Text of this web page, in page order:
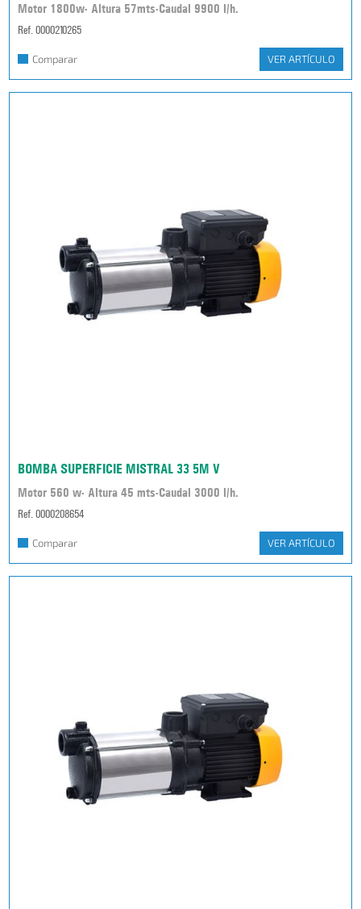
Motor 1800w- Altura 57mts-Caudal 9900 l/h.
Ref. 0000210265
Comparar VER ARTÍCULO
BOMBA SUPERFICIE MISTRAL 33 5M V
Motor 560 w- Altura 45 mts-Caudal 3000 l/h.
Ref. 0000208654
Comparar VER ARTÍCULO